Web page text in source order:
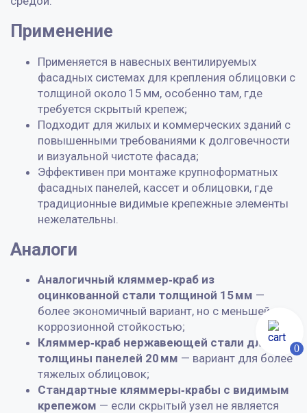
Применение
Применяется в навесных вентилируемых
фасадных системах для крепления облицовки с
толщиной около 15 мм, особенно там, где
требуется скрытый крепеж;
Подходит для жилых и коммерческих зданий с
повышенными требованиями к долговечности
и визуальной чистоте фасада;
Эффективен при монтаже крупноформатных
фасадных панелей, кассет и облицовки, где
традиционные видимые крепежные элементы
нежелательны.
Аналоги
Аналогичный кляммер‑краб из
оцинкованной стали толщиной 15 мм —
более экономичный вариант, но с меньшей
коррозионной стойкостью;
Кляммер‑краб нержавеющей стали для
толщины панелей 20 мм — вариант для более
тяжелых облицовок;
Стандартные кляммеры‑крабы с видимым
крепежом — если скрытый узел не является
0